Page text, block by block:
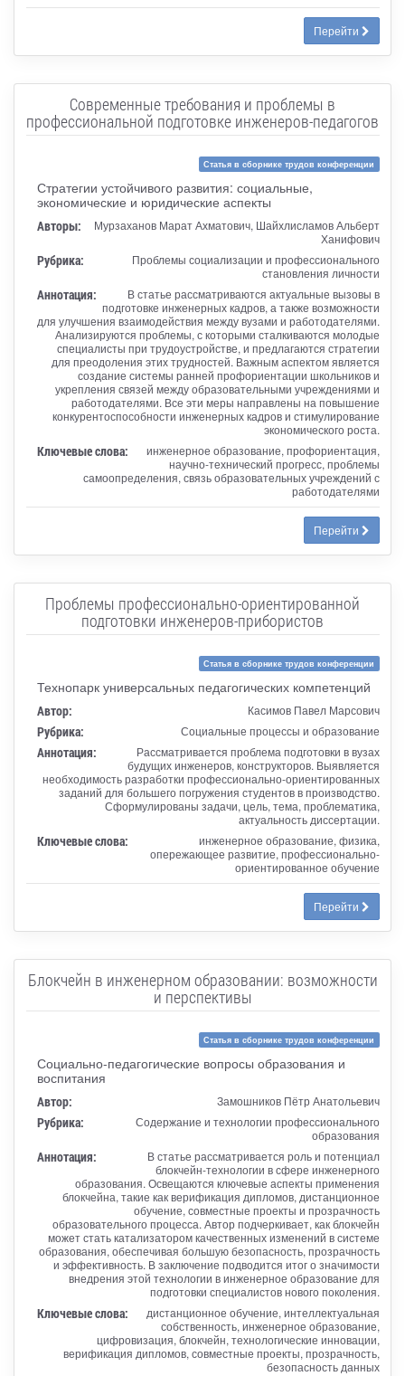
Перейти
Современные требования и проблемы в
профессиональной подготовке инженеров-педагогов
Статья в сборнике трудов конференции
Стратегии устойчивого развития: социальные,
экономические и юридические аспекты
Авторы:
Мурзаханов Марат Ахматович, Шайхлисламов Альберт
Ханифович
Рубрика:
Проблемы социализации и профессионального
становления личности
Аннотация:
В статье рассматриваются актуальные вызовы в
подготовке инженерных кадров, а также возможности
для улучшения взаимодействия между вузами и работодателями.
Анализируются проблемы, с которыми сталкиваются молодые
специалисты при трудоустройстве, и предлагаются стратегии
для преодоления этих трудностей. Важным аспектом является
создание системы ранней профориентации школьников и
укрепления связей между образовательными учреждениями и
работодателями. Все эти меры направлены на повышение
конкурентоспособности инженерных кадров и стимулирование
экономического роста.
Ключевые слова:
инженерное образование, профориентация,
научно-технический прогресс, проблемы
самоопределения, связь образовательных учреждений с
работодателями
Перейти
Проблемы профессионально-ориентированной
подготовки инженеров-прибористов
Статья в сборнике трудов конференции
Технопарк универсальных педагогических компетенций
Автор: Касимов Павел Марсович
Рубрика: Социальные процессы и образование
Аннотация:
Рассматривается проблема подготовки в вузах
будущих инженеров, конструкторов. Выявляется
необходимость разработки профессионально-ориентированных
заданий для большего погружения студентов в производство.
Сформулированы задачи, цель, тема, проблематика,
актуальность диссертации.
Ключевые слова:
инженерное образование, физика,
опережающее развитие, профессионально-
ориентированное обучение
Перейти
Блокчейн в инженерном образовании: возможности
и перспективы
Статья в сборнике трудов конференции
Социально-педагогические вопросы образования и
воспитания
Автор: Замошников Пётр Анатольевич
Рубрика:
Содержание и технологии профессионального
образования
Аннотация:
В статье рассматривается роль и потенциал
блокчейн-технологии в сфере инженерного
образования. Освещаются ключевые аспекты применения
блокчейна, такие как верификация дипломов, дистанционное
обучение, совместные проекты и прозрачность
образовательного процесса. Автор подчеркивает, как блокчейн
может стать катализатором качественных изменений в системе
образования, обеспечивая большую безопасность, прозрачность
и эффективность. В заключение подводится итог о значимости
внедрения этой технологии в инженерное образование для
подготовки специалистов нового поколения.
Ключевые слова:
дистанционное обучение, интеллектуальная
собственность, инженерное образование,
цифровизация, блокчейн, технологические инновации,
верификация дипломов, совместные проекты, прозрачность,
безопасность данных